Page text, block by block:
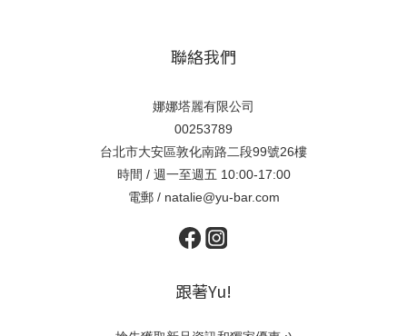
聯絡我們
娜娜塔麗有限公司
00253789
台北市大安區敦化南路二段99號26樓
時間 / 週一至週五 10:00-17:00
電郵 / natalie@yu-bar.com
跟著Yu!